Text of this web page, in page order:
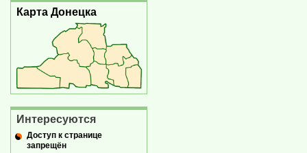
Карта Донецка
Интересуются
Доступ к странице
запрещён